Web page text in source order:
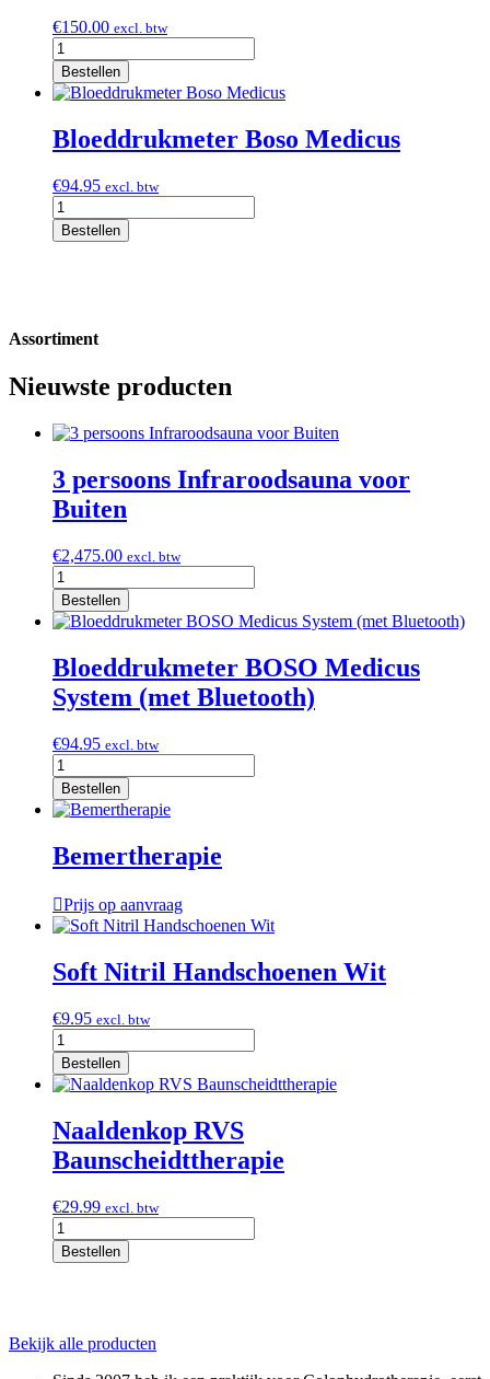
€150.00 excl. btw
Vitralisator
compleet
aantal
Bestellen
Bloeddrukmeter Boso Medicus
€94.95 excl. btw
Bloeddrukmeter
Boso
Medicus
Bestellen
Assortiment
Nieuwste producten
3 persoons Infraroodsauna voor
Buiten
€2,475.00 excl. btw
3
persoons
Infraroodsauna
voor
aantal
Bestellen
Bloeddrukmeter BOSO Medicus
System (met Bluetooth)
€94.95 excl. btw
Bloeddrukmeter
BOSO
Medicus
System
Bluetooth)
Bestellen
Bemertherapie
Prijs op aanvraag
Soft Nitril Handschoenen Wit
€9.95 excl. btw
Soft
Nitril
Handschoenen
Wit
Bestellen
Naaldenkop RVS
Baunscheidttherapie
€29.99 excl. btw
Naaldenkop
RVS
Baunscheidttherapie
Bestellen
Bekijk alle producten